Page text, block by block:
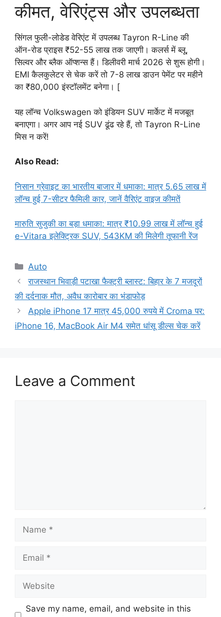
कीमत, वेरिएंट्स और उपलब्धता
सिंगल फुली-लोडेड वेरिएंट में उपलब्ध Tayron R-Line की
ऑन-रोड प्राइस ₹52-55 लाख तक जाएगी। कलर्स में ब्लू,
सिल्वर और ब्लैक ऑप्शन्स हैं। डिलीवरी मार्च 2026 से शुरू होगी।
EMI कैलकुलेटर से चेक करें तो 7-8 लाख डाउन पेमेंट पर महीने
का ₹80,000 इंस्टॉलमेंट बनेगा। [
यह लॉन्च Volkswagen को इंडियन SUV मार्केट में मजबूत
बनाएगा। अगर आप नई SUV ढूंढ रहे हैं, तो Tayron R-Line
मिस न करें!
Also Read:
निसान ग्रेवाइट का भारतीय बाजार में धमाका: मात्र 5.65 लाख में
लॉन्च हुई 7-सीटर फैमिली कार, जानें वैरिएंट वाइज कीमतें
मारुति सुजुकी का बड़ा धमाका: मात्र ₹10.99 लाख में लॉन्च हुई
e-Vitara इलेक्ट्रिक SUV, 543KM की मिलेगी तूफानी रेंज
Categories
Auto
राजस्थान भिवाड़ी पटाखा फैक्ट्री ब्लास्ट: बिहार के 7 मजदूरों
की दर्दनाक मौत, अवैध कारोबार का भंडाफोड़
Apple iPhone 17 मात्र 45,000 रुपये में Croma पर:
iPhone 16, MacBook Air M4 समेत धांसू डील्स चेक करें
Leave a Comment
Name
Email
Website
Save my name, email, and website in this